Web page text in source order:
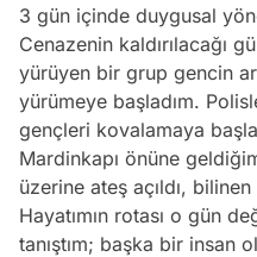
3 gün içinde duygusal
Cenazenin kaldırılacağı
yürüyen bir grup gencin
yürümeye başladım.
gençleri kovalamaya
Mardinkapı önüne
üzerine ateş açıldı,
Hayatımın rotası o gün
tanıştım; başka bir insan